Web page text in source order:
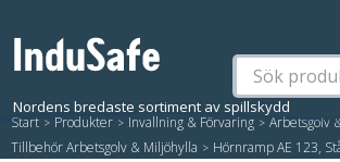
Start / Produkter / Invallning & Förvaring / Arbetsgolv
Tillbehör Arbetsgolv & Miljöhylla / Hörnramp AE 123,